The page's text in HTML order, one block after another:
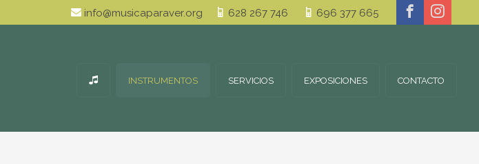
info@musicaparaver.org 628 267 746 696 377 665
INSTRUMENTOS SERVICIOS EXPOSICIONES CONTACTO